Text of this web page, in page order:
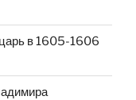
в 1605-1606